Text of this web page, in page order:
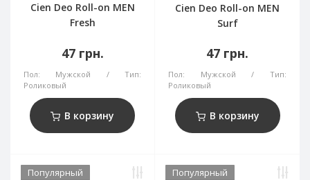
Cien Deo Roll-on MEN
Fresh
47 грн.
Пол: Мужской
Тип:
Роликовый
В корзину
Cien Deo Roll-on MEN
Surf
47 грн.
Пол: Мужской
Тип:
Роликовый
В корзину
Популярный
Популярный